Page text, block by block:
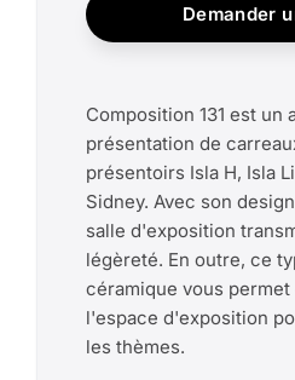
Demander
Composition 131 est un
présentation de
présentoirs Isla H, Isla
Sidney. Avec son
salle d'exposition
légèreté. En outre, ce
céramique vous
l'espace d'exposition
les thèmes.